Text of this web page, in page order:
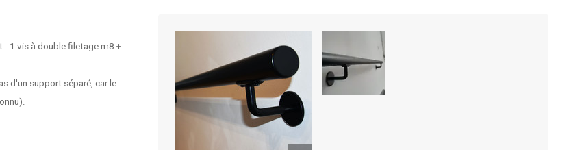
- 1 vis à double filetage m8 +
d'un support séparé, car le